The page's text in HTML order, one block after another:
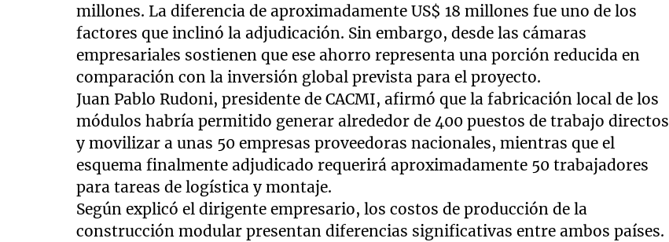
millones. La diferencia de aproximadamente US$ 18 millones fue uno de los
factores que inclinó la adjudicación. Sin embargo, desde las cámaras
empresariales sostienen que ese ahorro representa una porción reducida en
comparación con la inversión global prevista para el proyecto.
Juan Pablo Rudoni, presidente de CACMI, afirmó que la fabricación local de los
módulos habría permitido generar alrededor de 400 puestos de trabajo directos
y movilizar a unas 50 empresas proveedoras nacionales, mientras que el
esquema finalmente adjudicado requerirá aproximadamente 50 trabajadores
para tareas de logística y montaje.
Según explicó el dirigente empresario, los costos de producción de la
construcción modular presentan diferencias significativas entre ambos países.